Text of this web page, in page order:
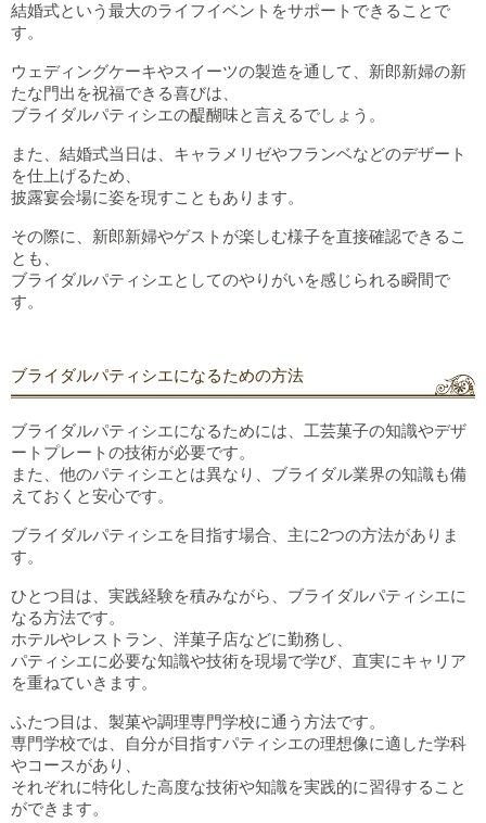
結婚式という 最大のライフイベントをサポートできる ことで
す。
ウェディングケーキやスイーツの製造を通して
、新郎新婦の新
たな門出を祝福できる喜びは、
ブライダルパティシエの醍醐味と言えるでしょう。
また、結婚式当日は、キャラメリゼやフランベなどのデザート
を仕上げるため、
披露宴会場に姿を現すこともあります。
その際に、新郎新婦やゲスト が楽しむ様子を直接確認できるこ
とも、
ブライダルパティシエとしてのやりがいを感じられる瞬間で
す。
ブライダルパティシエになるための方法
ブライダルパティシエになるためには 、工芸菓子の知識やデザ
ートプレートの技術が必要です。
また、他のパティシエと は異なり、ブライダル業界の知識も備
えておくと安心です。
ブライダルパティシエを目指す場合、 主に2つの方法がありま
す。
ひとつ 目 は、実践経験を積みながら、ブライダルパティシエに
なる方法です。
ホテルやレストラン、洋菓子店などに勤務し、
パティシエに必要な知識や技術を現場で学び、直実にキャリア
を重ねていきます。
ふたつ 目 は、製菓や調理専門学校に通う方法です。
専門学校では、自分が目指すパティシエの理想像に適した学科
やコースがあり、
それぞれに特化した高度な技術や知識を実践的に習得すること
ができます。